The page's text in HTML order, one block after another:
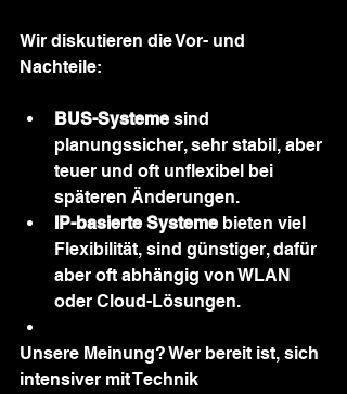
Wir diskutieren die Vor- und
Nachteile:
BUS-Systeme sind
planungssicher, sehr stabil, aber
teuer und oft unflexibel bei
späteren Änderungen.
IP-basierte Systeme bieten viel
Flexibilität, sind günstiger, dafür
aber oft abhängig von WLAN
oder Cloud-Lösungen.
Unsere Meinung? Wer bereit ist, sich
intensiver mit Technik